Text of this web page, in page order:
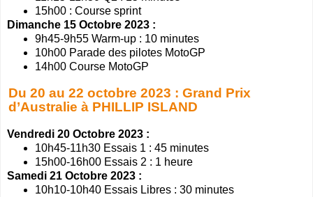
15h00 : Course sprint
Dimanche 15 Octobre 2023 :
9h45-9h55 Warm-up : 10 minutes
10h00 Parade des pilotes MotoGP
14h00 Course MotoGP
Du 20 au 22 octobre 2023 : Grand Prix
d’Australie à PHILLIP ISLAND
Vendredi 20 Octobre 2023 :
10h45-11h30 Essais 1 : 45 minutes
15h00-16h00 Essais 2 : 1 heure
Samedi 21 Octobre 2023 :
10h10-10h40 Essais Libres : 30 minutes